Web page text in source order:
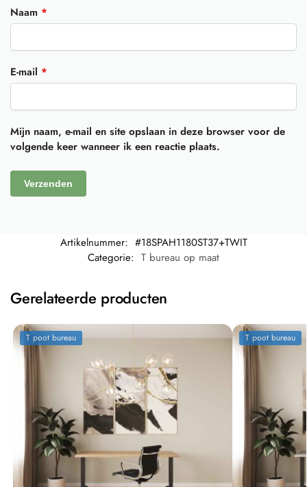
Naam *
E-mail *
Mijn naam, e-mail en site opslaan in deze browser voor de
volgende keer wanneer ik een reactie plaats.
Artikelnummer: #18SPAH1180ST37+TWIT
Categorie: T bureau op maat
Gerelateerde producten
T poot bureau T poot bureau